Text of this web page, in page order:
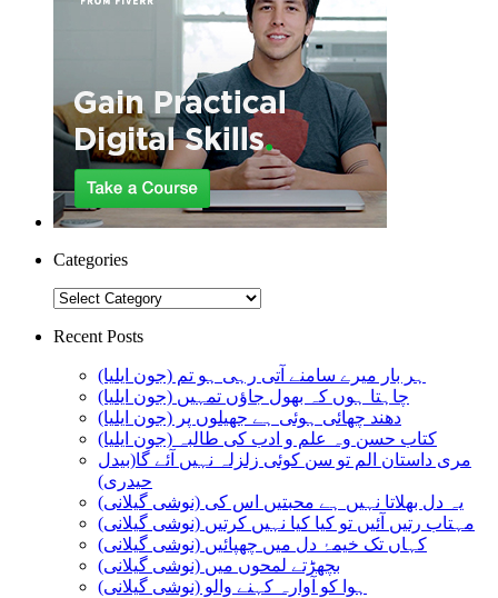
Categories
Categories
Recent Posts
ہر بار میرے سامنے آتی رہی ہو تم (جون ایلیا)
چاہتا ہوں کہ بھول جاؤں تمہیں (جون ایلیا)
دھند چھائی ہوئی ہے جھیلوں پر (جون ایلیا)
کتاب حسن وہ علم و ادب کی طالبہ (جون ایلیا)
مری داستان الم تو سن کوئی زلزلہ نہیں آئے گا(بیدل
حیدری)
یہ دل بھلاتا نہیں ہے محبتیں اس کی (نوشی گیلانی)
مہتاب رتیں آئیں تو کیا کیا نہیں کرتیں (نوشی گیلانی)
کہاں تک خیمۂ دل میں چھپائیں (نوشی گیلانی)
بچھڑتے لمحوں میں (نوشی گیلانی)
ہوا کو آوارہ کہنے والو (نوشی گیلانی)